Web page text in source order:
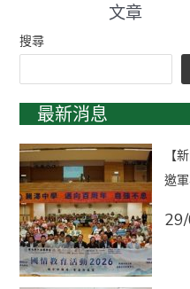
文章
搜尋
最新消息
【
邀